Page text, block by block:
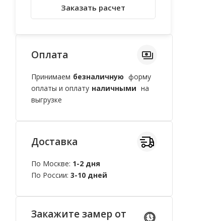
Заказать расчет
Оплата
Принимаем безналичную форму
оплаты и оплату наличными на
выгрузке
Доставка
По Москве: 1-2 дня
По России: 3-10 дней
Закажите замер от